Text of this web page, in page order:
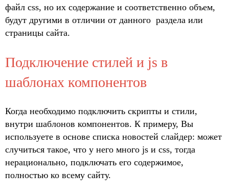
файл css, но их содержание и соответственно объем,
будут другими в отличии от данного раздела или
страницы сайта.
Подключение стилей и js в
шаблонах компонентов
Когда необходимо подключить скрипты и стили,
внутри шаблонов компонентов. К примеру, Вы
используете в основе списка новостей слайдер: может
случиться такое, что у него много js и css, тогда
нерационально, подключать его содержимое,
полностью ко всему сайту.